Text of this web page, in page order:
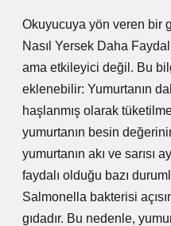
Okuyucuya yön veren bir
Nasıl Yersek Daha
ama etkileyici değil. Bu
eklenebilir: Yumurtanın
haşlanmış olarak
yumurtanın besin
yumurtanın akı ve sarısı
faydalı olduğu bazı
Salmonella bakterisi
gıdadır. Bu nedenle,